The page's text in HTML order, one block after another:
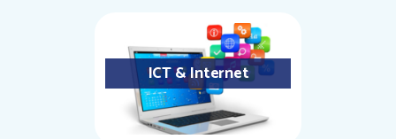
ICT & Internet